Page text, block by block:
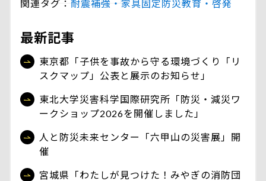
関連タグ： 耐震補強・家具固定防災教育・啓発
最新記事
東京都「子供を事故から守る環境づくり「リ
スクマップ」公表と展示のお知らせ」
東北大学災害科学国際研究所「防災・減災ワ
ークショップ2026を開催しました」
人と防災未来センター「六甲山の災害展」開
催
宮城県「わたしが見つけた！みやぎの消防団